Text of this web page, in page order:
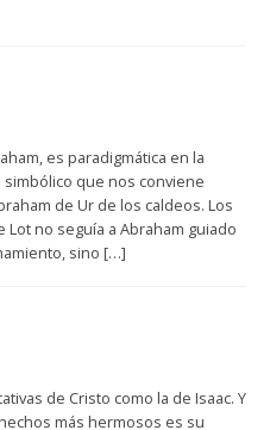
es paradigmática en la
que nos conviene
de Ur de los caldeos. Los
no seguía a Abraham guiado
sino […]
de Cristo como la de Isaac. Y
más hermosos es su